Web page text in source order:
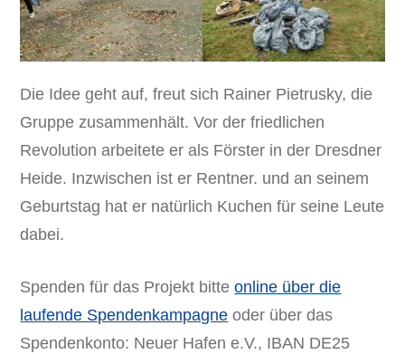
Die Idee geht auf, freut sich Rainer Pietrusky, die
Gruppe zusammenhält. Vor der friedlichen
Revolution arbeitete er als Förster in der Dresdner
Heide. Inzwischen ist er Rentner. und an seinem
Geburtstag hat er natürlich Kuchen für seine Leute
dabei.
Spenden für das Projekt bitteonline über die
laufende Spendenkampagne oder über das
Spendenkonto: Neuer Hafen e.V., IBAN DE25